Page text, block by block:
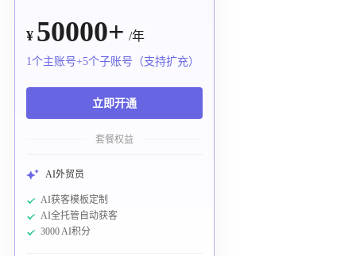
¥ 50000+ /年
1个主账号+5个子账号（支持扩充）
立即开通
套餐权益
AI外贸员
AI获客模板定制
AI全托管自动获客
3000 AI积分